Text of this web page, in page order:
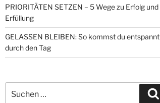
PRIORITÄTEN SETZEN – 5 Wege zu Erfolg und
Erfüllung
GELASSEN BLEIBEN: So kommst du entspannt
durch den Tag
nach: